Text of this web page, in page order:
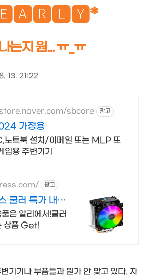
는지 원... ㅠ_ㅠ
13. 21:22
sbcore 광고
가정용
노트북 설치/이메일 또는 MLP 또
용 주변기기
광고
쿨러 특가 내
늘의 특가
은 알리에서!쿨러
상품 Get!
기기나 부품들과 뭔가 안 맞고 있다. 자